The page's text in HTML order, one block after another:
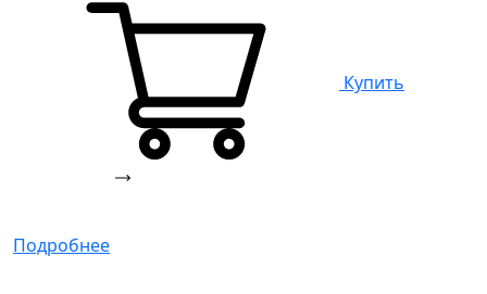
Купить
Подробнее